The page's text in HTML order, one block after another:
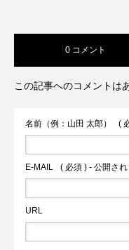
0 コメント
この記事へのコメントは
名前（例：山田 太郎） (
E-MAIL ( 必須 ) - 公開さ
URL